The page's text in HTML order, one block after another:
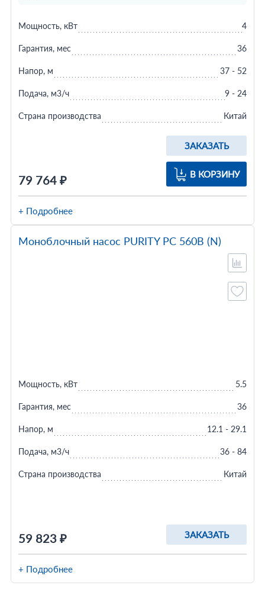
79 764 ₽
ЗАКАЗАТЬ
В КОРЗИНУ
Мощность, кВт 4
Гарантия, мес 36
Напор, м 37 - 52
Подача, м3/ч 9 - 24
Страна производства Китай
+ Подробнее
Моноблочный насос PURITY PC 560B (N)
59 823 ₽ ЗАКАЗАТЬ
Мощность, кВт 5.5
Гарантия, мес 36
Напор, м 12.1 - 29.1
Подача, м3/ч 36 - 84
Страна производства Китай
+ Подробнее